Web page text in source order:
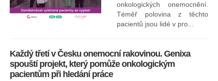
onkologických onemocnění.
Téměř polovina z těchto
pacientů jsou lidé v pro...
Každý třetí v Česku onemocní rakovinou. Genixa
spouští projekt, který pomůže onkologickým
pacientům při hledání práce